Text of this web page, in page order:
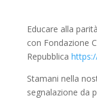
Educare alla
con Fondazione
Repubblica
Stamani nella
segnalazione da